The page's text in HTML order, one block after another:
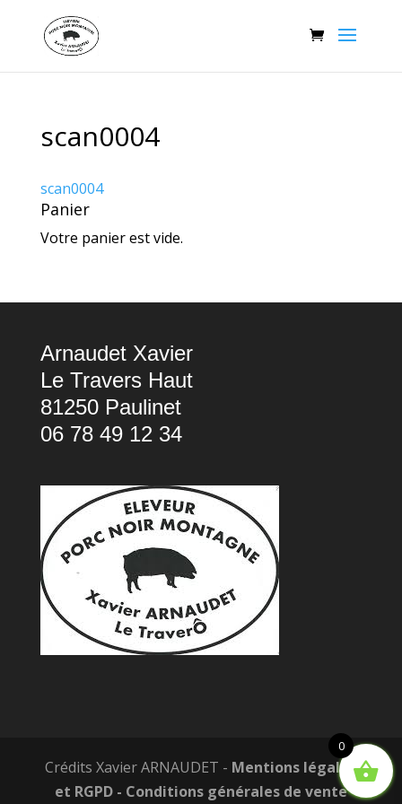
scan0004
scan0004
Panier
Votre panier est vide.
Arnaudet Xavier
Le Travers Haut
81250 Paulinet
06 78 49 12 34
Crédits Xavier ARNAUDET - Mentions légales
et RGPD- Conditions générales de vente
0